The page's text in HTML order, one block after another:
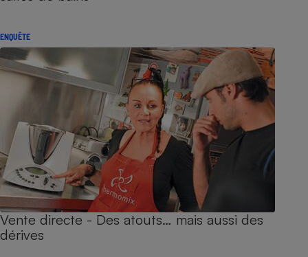
ENQUÊTE
Vente directe - Des atouts… mais aussi des
dérives